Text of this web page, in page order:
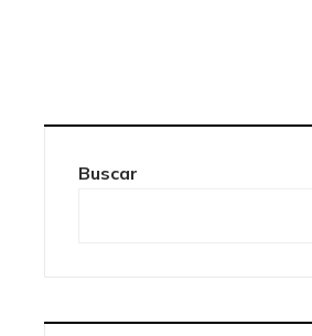
Buscar